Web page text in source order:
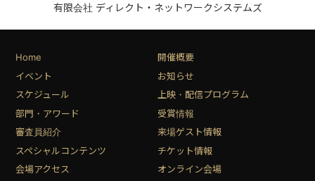
有限会社 ディレクト・ネットワークシステムズ
Home
開催概要
イベント
お知らせ
スケジュール
上映・配信プログラム
部門・アワード
受賞情報
審査員紹介
来場ゲスト情報
スペシャルコンテンツ
チケット情報
会場アクセス
オンライン会場